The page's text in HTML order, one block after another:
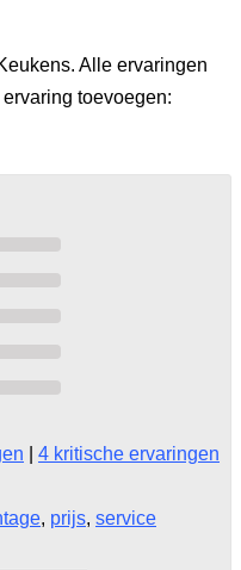
Alle ervaringen
toevoegen:
4 kritische ervaringen
, prijs, service